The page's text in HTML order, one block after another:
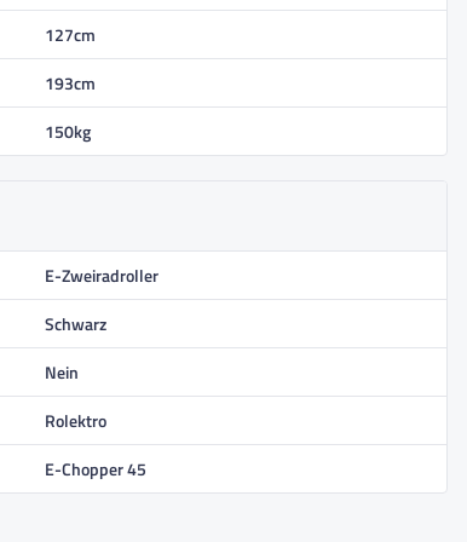
127cm
193cm
150kg
E-Zweiradroller
Schwarz
Nein
Rolektro
E-Chopper 45